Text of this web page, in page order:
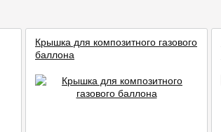
Крышка для композитного газового
баллона